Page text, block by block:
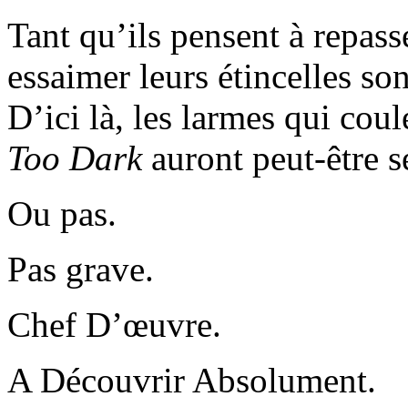
Tant qu’ils pensent à
essaimer leurs étincelles
D’ici là, les larmes qui
Too Darkauront peut-être
Ou pas.
Pas grave.
Chef D’œuvre.
A Découvrir Absolument.